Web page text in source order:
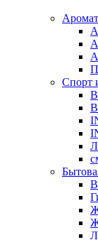
Спорт